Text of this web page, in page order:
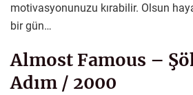
motivasyonunuzu kırabilir. Olsun
bir gün…
Almost Famous –
Adım / 2000